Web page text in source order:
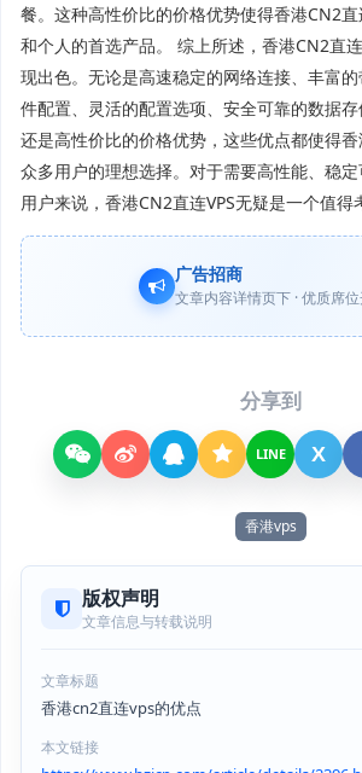
餐。这种高性价比的价格优势使得香港CN2直
和个人的首选产品。 综上所述，香港CN2直
现出色。无论是高速稳定的网络连接、丰富
件配置、灵活的配置选项、安全可靠的数据
还是高性价比的价格优势，这些优点都使得香
众多用户的理想选择。对于需要高性能、稳
用户来说，香港CN2直连VPS无疑是一个值得
广告招商
文章内容详情页下 · 优质席
分享到
LINE X
香港vps
版权声明
文章信息与转载说明
文章标题
香港cn2直连vps的优点
本文链接